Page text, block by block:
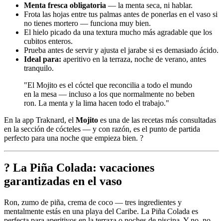
Menta fresca obligatoria — la menta seca, ni hablar.
Frota las hojas entre tus palmas antes de ponerlas en el vaso si
no tienes mortero — funciona muy bien.
El hielo picado da una textura mucho más agradable que los
cubitos enteros.
Prueba antes de servir y ajusta el jarabe si es demasiado ácido.
Ideal para: aperitivo en la terraza, noche de verano, antes
tranquilo.
"El Mojito es el cóctel que reconcilia a todo el mundo
en la mesa — incluso a los que normalmente no beben
ron. La menta y la lima hacen todo el trabajo."
En la app Traknard, el Mojito es una de las recetas más consultadas
en la sección de cócteles — y con razón, es el punto de partida
perfecto para una noche que empieza bien. ?
? La Piña Colada: vacaciones
garantizadas en el vaso
Ron, zumo de piña, crema de coco — tres ingredientes y
mentalmente estás en una playa del Caribe. La Piña Colada es